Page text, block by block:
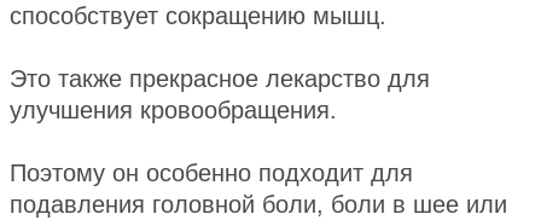
способствует сокращению мышц.
Это также прекрасное лекарство для
улучшения кровообращения.
Поэтому он особенно подходит для
подавления головной боли, боли в шее или